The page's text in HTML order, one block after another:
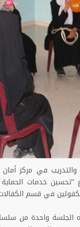
في مركز أمان
خدمات
الجلسة واحدة من